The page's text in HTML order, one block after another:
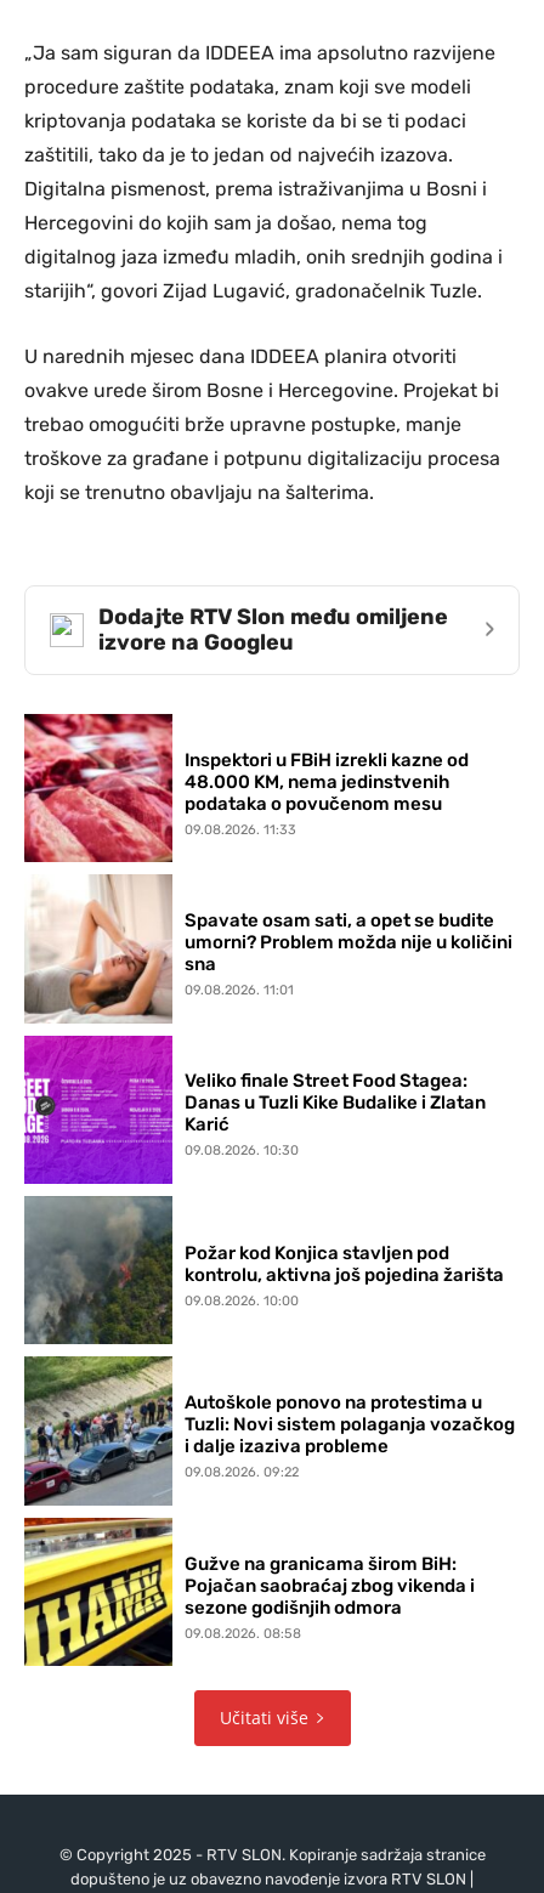
„Ja sam siguran da IDDEEA ima apsolutno razvijene
procedure zaštite podataka, znam koji sve modeli
kriptovanja podataka se koriste da bi se ti podaci
zaštitili, tako da je to jedan od najvećih izazova.
Digitalna pismenost, prema istraživanjima u Bosni i
Hercegovini do kojih sam ja došao, nema tog
digitalnog jaza između mladih, onih srednjih godina i
starijih“, govori Zijad Lugavić, gradonačelnik Tuzle.
U narednih mjesec dana IDDEEA planira otvoriti
ovakve urede širom Bosne i Hercegovine. Projekat bi
trebao omogućiti brže upravne postupke, manje
troškove za građane i potpunu digitalizaciju procesa
koji se trenutno obavljaju na šalterima.
Dodajte RTV Slon među omiljene
izvore na Googleu
›
Inspektori u FBiH izrekli kazne od
48.000 KM, nema jedinstvenih
podataka o povučenom mesu
09.08.2026. 11:33
Spavate osam sati, a opet se budite
umorni? Problem možda nije u količini
sna
09.08.2026. 11:01
Veliko finale Street Food Stagea:
Danas u Tuzli Kike Budalike i Zlatan
Karić
09.08.2026. 10:30
Požar kod Konjica stavljen pod
kontrolu, aktivna još pojedina žarišta
09.08.2026. 10:00
Autoškole ponovo na protestima u
Tuzli: Novi sistem polaganja vozačkog
i dalje izaziva probleme
09.08.2026. 09:22
Gužve na granicama širom BiH:
Pojačan saobraćaj zbog vikenda i
sezone godišnjih odmora
09.08.2026. 08:58
Učitati više
© Copyright 2025 - RTV SLON. Kopiranje sadržaja stranice
dopušteno je uz obavezno navođenje izvora RTV SLON |